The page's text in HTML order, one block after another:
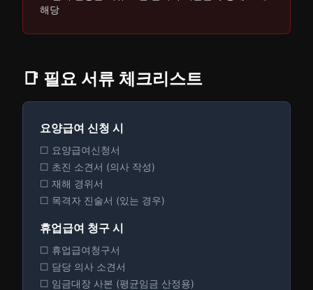
해당
📑 필요 서류 체크리스트
요양급여 신청 시
☐ 요양급여신청서
☐ 초진 소견서 (의사 작성)
☐ 재해 경위서
☐ 목격자 진술서 (있는 경우)
휴업급여 청구 시
☐ 휴업급여청구서
☐ 담당 의사 소견서
☐ 임금대장 사본 (평균임금 산정용)